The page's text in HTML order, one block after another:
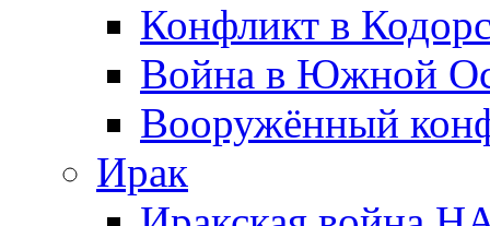
Конфликт в
Война в Южной
Вооружённый
Ирак